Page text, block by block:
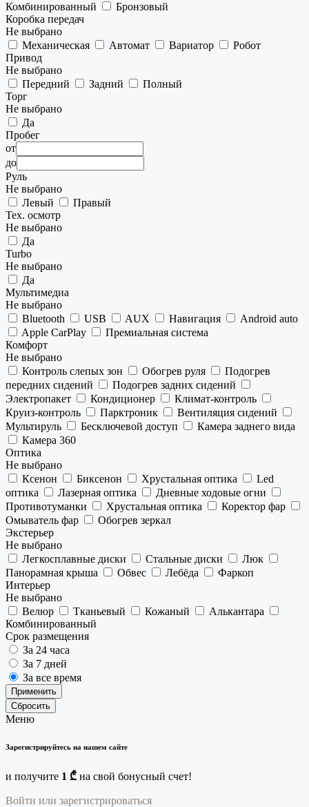
Комбинированный
Бронзовый
Коробка передач
Не выбрано
Механическая
Автомат Вариатор
Робот
Привод
Не выбрано
Передний
Задний
Полный
Торг
Не выбрано
Да
Пробег
от
до
Руль
Не выбрано
Левый
Правый
Тех. осмотр
Не выбрано
Да
Turbo
Не выбрано
Да
Мультимедиа
Не выбрано
Bluetooth
USB AUX Навигация
Android auto
Apple CarPlay
Премиальная система
Комфорт
Не выбрано
Контроль слепых зон
Обогрев руля
Подогрев
передних сидений
Подогрев задних сидений
Электропакет
Кондиционер
Климат-контроль
Круиз-контроль
Парктроник
Вентиляция сидений
Мультируль
Бесключевой доступ
Камера заднего вида
Камера 360
Оптика
Не выбрано
Ксенон
Биксенон Хрустальная оптика
Led
оптика
Лазерная оптика
Дневные ходовые огни
Противотуманки
Хрустальная оптика
Коректор фар
Омыватель фар
Обогрев зеркал
Экстерьер
Не выбрано
Легкосплавные диски
Стальные диски
Люк
Панорамная крыша
Обвес Лебёда
Фаркоп
Интерьер
Не выбрано
Велюр
Тканьевый Кожаный
Алькантара
Комбинированный
Срок размещения
За 24 часа
За 7 дней
За все время
Применить
Сбросить
Меню
Зарегистрируйтесь на нашем сайте
и получите 1 ₾ на свой бонусный счет!
Войти или зарегистрироваться